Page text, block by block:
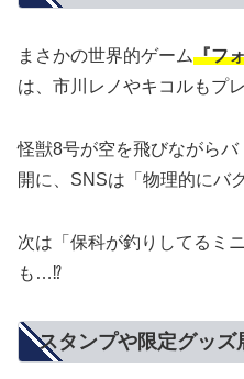
まさかの世界的ゲーム『フ
は、市川レノやキコルもプ
怪獣8号が空を飛びながら
開に、SNSは「物理的にバ
次は「保科が釣りしてるミ
も…⁉︎
スタンプや限定グッズ